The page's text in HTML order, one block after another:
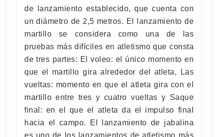
de lanzamiento establecido, que cuenta con
un diámetro de 2,5 metros. El lanzamiento de
martillo se considera como una de las
pruebas más difíciles en atletismo que consta
de tres partes: El voleo: el único momento en
que el martillo gira alrededor del atleta, Las
vueltas: momento en que el atleta gira con el
martillo entre tres y cuatro vueltas y Saque
final: en el que el atleta da el impulso final
hacia el campo. El lanzamiento de jabalina
es uno de los lanzamientos de atletismo más